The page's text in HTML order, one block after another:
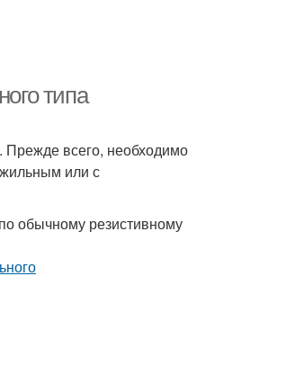
типа
Прежде всего, необходимо
или с
обычному резистивному